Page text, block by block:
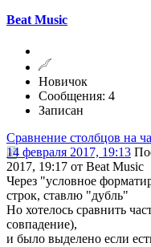
Beat Music
Новичок
Сообщения: 4
Записан
Сравнение столбцов на
14 февраля 2017, 19:13
2017, 19:17 от Beat Music
Через "условное
строк, ставлю "дубль"
Но хотелось сравнить
совпадение),
и было выделено если